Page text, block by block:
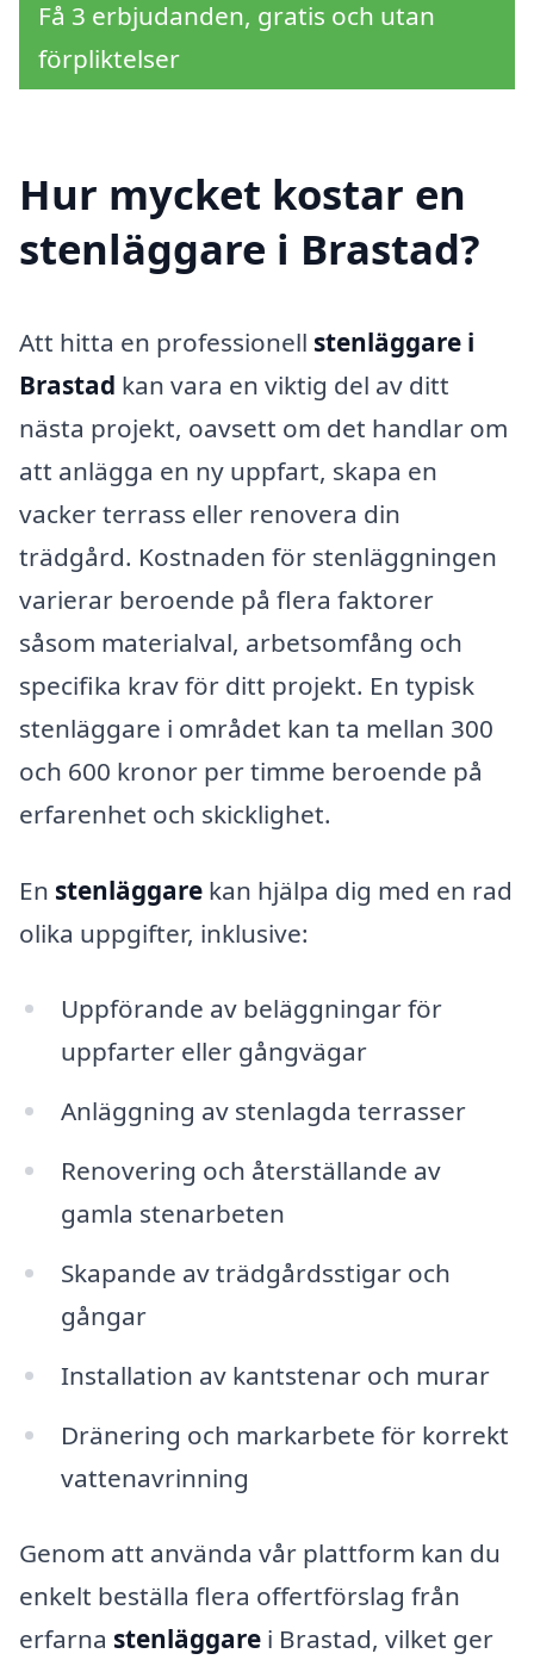
Få 3 erbjudanden, gratis och utan
förpliktelser
Hur mycket kostar en
stenläggare i Brastad?
Att hitta en professionell stenläggare i
Brastad kan vara en viktig del av ditt
nästa projekt, oavsett om det handlar om
att anlägga en ny uppfart, skapa en
vacker terrass eller renovera din
trädgård. Kostnaden för stenläggningen
varierar beroende på flera faktorer
såsom materialval, arbetsomfång och
specifika krav för ditt projekt. En typisk
stenläggare i området kan ta mellan 300
och 600 kronor per timme beroende på
erfarenhet och skicklighet.
En stenläggare kan hjälpa dig med en rad
olika uppgifter, inklusive:
Uppförande av beläggningar för
uppfarter eller gångvägar
Anläggning av stenlagda terrasser
Renovering och återställande av
gamla stenarbeten
Skapande av trädgårdsstigar och
gångar
Installation av kantstenar och murar
Dränering och markarbete för korrekt
vattenavrinning
Genom att använda vår plattform kan du
enkelt beställa flera offertförslag från
erfarna stenläggare i Brastad, vilket ger